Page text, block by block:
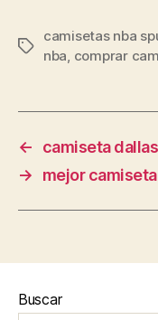
Etiquetas
camisetas nba
nba, comprar
←
camiseta
→
mejor
Buscar